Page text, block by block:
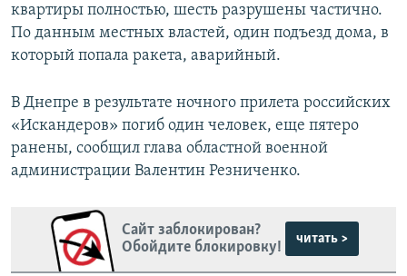
квартиры полностью, шесть разрушены частично.
По данным местных властей, один подъезд дома, в
который попала ракета, аварийный.
В Днепре в результате ночного прилета российских
«Искандеров» погиб один человек, еще пятеро
ранены, сообщил глава областной военной
администрации Валентин Резниченко.
Сайт заблокирован?
Обойдите блокировку!
читать >